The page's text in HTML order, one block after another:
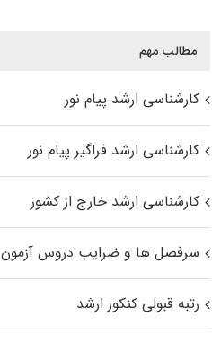
مطالب مهم
کارشناسی ارشد پیام نور
کارشناسی ارشد فراگیر پیام نور
کارشناسی ارشد خارج از کشور
سرفصل ها و ضرایب دروس آزمون
رتبه قبولی کنکور ارشد